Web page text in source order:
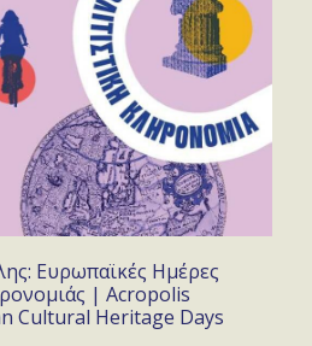
Ευρωπαϊκές Ημέρες
| Acropolis
Cultural Heritage Days